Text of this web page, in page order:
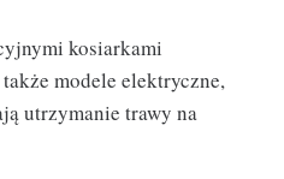
kosiarkami
modele elektryczne,
utrzymanie trawy na